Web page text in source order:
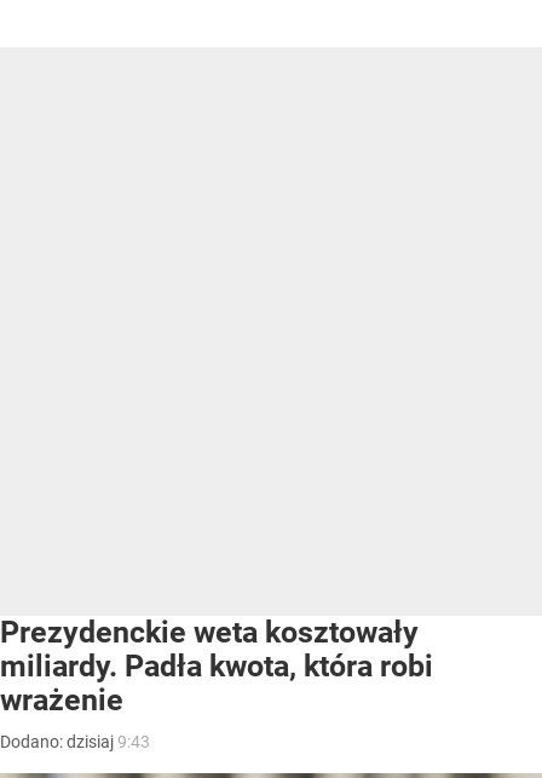
Prezydenckie weta kosztowały
miliardy. Padła kwota, która robi
wrażenie
Dodano:dzisiaj9:43